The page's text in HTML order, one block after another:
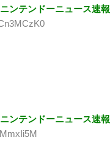
ンテンドーニュース速報
ンテンドーニュース速報